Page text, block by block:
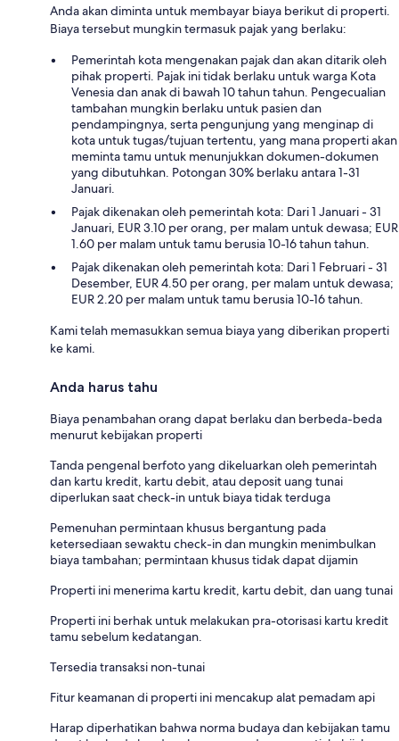
Anda akan diminta untuk membayar biaya berikut di properti.
Biaya tersebut mungkin termasuk pajak yang berlaku:
Pemerintah kota mengenakan pajak dan akan ditarik oleh
pihak properti. Pajak ini tidak berlaku untuk warga Kota
Venesia dan anak di bawah 10 tahun tahun. Pengecualian
tambahan mungkin berlaku untuk pasien dan
pendampingnya, serta pengunjung yang menginap di
kota untuk tugas/tujuan tertentu, yang mana properti akan
meminta tamu untuk menunjukkan dokumen-dokumen
yang dibutuhkan. Potongan 30% berlaku antara 1-31
Januari.
Pajak dikenakan oleh pemerintah kota: Dari 1 Januari - 31
Januari, EUR 3.10 per orang, per malam untuk dewasa; EUR
1.60 per malam untuk tamu berusia 10-16 tahun tahun.
Pajak dikenakan oleh pemerintah kota: Dari 1 Februari - 31
Desember, EUR 4.50 per orang, per malam untuk dewasa;
EUR 2.20 per malam untuk tamu berusia 10-16 tahun.
Kami telah memasukkan semua biaya yang diberikan properti
ke kami.
Anda harus tahu
Biaya penambahan orang dapat berlaku dan berbeda-beda
menurut kebijakan properti
Tanda pengenal berfoto yang dikeluarkan oleh pemerintah
dan kartu kredit, kartu debit, atau deposit uang tunai
diperlukan saat check-in untuk biaya tidak terduga
Pemenuhan permintaan khusus bergantung pada
ketersediaan sewaktu check-in dan mungkin menimbulkan
biaya tambahan; permintaan khusus tidak dapat dijamin
Properti ini menerima kartu kredit, kartu debit, dan uang tunai
Properti ini berhak untuk melakukan pra-otorisasi kartu kredit
tamu sebelum kedatangan.
Tersedia transaksi non-tunai
Fitur keamanan di properti ini mencakup alat pemadam api
Harap diperhatikan bahwa norma budaya dan kebijakan tamu